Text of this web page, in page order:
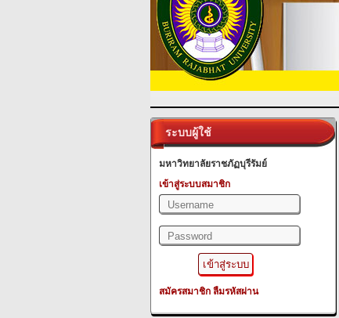
ระบบผู้ใช้
มหาวิทยาลัยราชภัฏบุรีรัมย์
เข้าสู่ระบบสมาชิก
สมัครสมาชิก ลืมรหัสผ่าน